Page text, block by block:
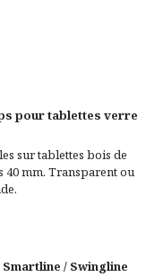
pour tablettes verre
sur tablettes bois de
40 mm. Transparent ou
Smartline / Swingline